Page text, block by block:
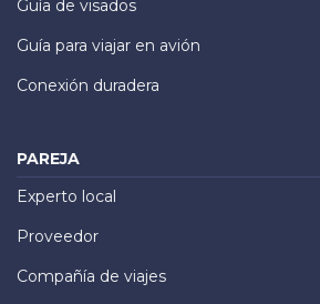
Guía de visados
Guía para viajar en avión
Conexión duradera
PAREJA
Experto local
Proveedor
Compañía de viajes